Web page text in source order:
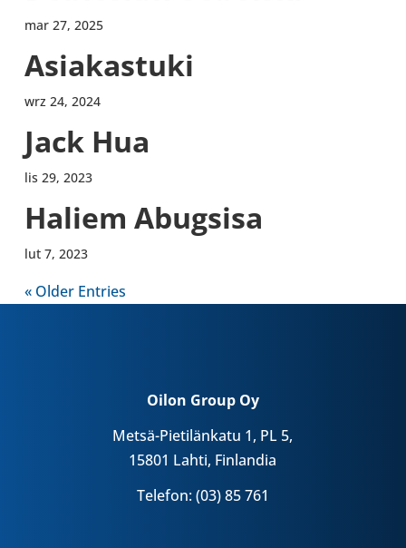
mar 27, 2025
Asia­ka­stuki
wrz 24, 2024
Jack Hua
lis 29, 2023
Haliem Abug­sisa
lut 7, 2023
« Older Entries
Oilon Group Oy
Metsä-Pietilänkatu 1, PL 5,
15801 Lahti, Finlandia
Telefon: (03) 85 761